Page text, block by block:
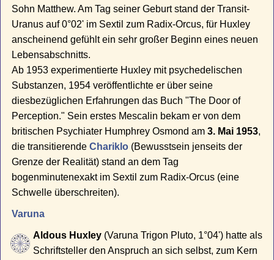
Sohn Matthew. Am Tag seiner Geburt stand der Transit-
Uranus auf 0°02' im Sextil zum Radix-Orcus, für Huxley
anscheinend gefühlt ein sehr großer Beginn eines neuen
Lebensabschnitts.
Ab 1953 experimentierte Huxley mit psychedelischen
Substanzen, 1954 veröffentlichte er über seine
diesbezüglichen Erfahrungen das Buch "The Door of
Perception." Sein erstes Mescalin bekam er von dem
britischen Psychiater Humphrey Osmond am3. Mai 1953,
die transitierendeChariklo (Bewusstsein jenseits der
Grenze der Realität) stand an dem Tag
bogenminutenexakt im Sextil zum Radix-Orcus (eine
Schwelle überschreiten).
Varuna
Aldous Huxley (Varuna Trigon Pluto, 1°04') hatte als
Schriftsteller den Anspruch an sich selbst, zum Kern